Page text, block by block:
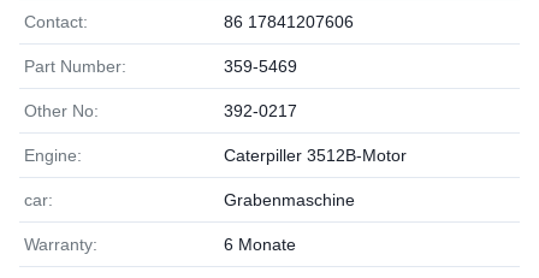
Contact: 86 17841207606
Part Number: 359-5469
Other No: 392-0217
Engine: Caterpiller 3512B-Motor
car: Grabenmaschine
Warranty: 6 Monate